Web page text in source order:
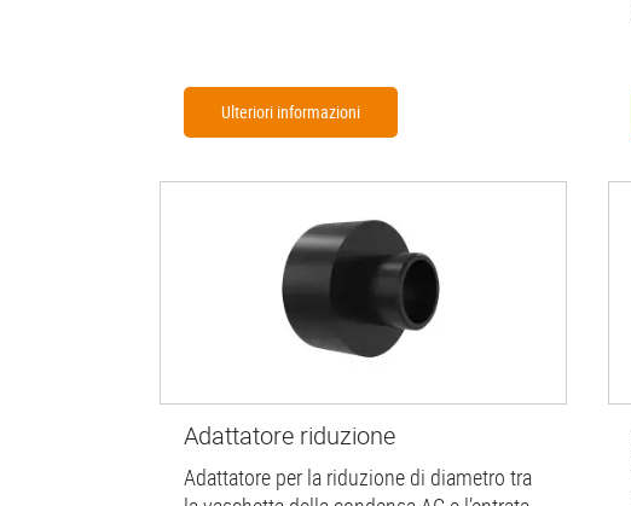
Ulteriori informazioni
Adattatore riduzione
Adattatore per la riduzione di diametro tra